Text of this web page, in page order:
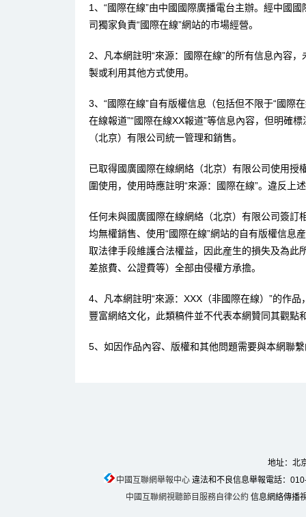
1、“國際在線”由中國國際廣播電台主辦。經中國
司獨家負責“國際在線”網站的市場經營。
2、凡本網註明“來源：國際在線”的所有信息內容
製或利用其他方式使用。
3、“國際在線”自有版權信息（包括但不限于“國際
在線報道”“國際在線XX報道”等信息內容，但明確
（北京）有限公司統一管理和銷售。
已取得國廣國際在線網絡（北京）有限公司使用
圍使用，使用時應註明“來源：國際在線”。違反上
任何未與國廣國際在線網絡（北京）有限公司簽訂
均無權銷售、使用“國際在線”網站的自有版權信息
取法律手段維護合法權益，因此産生的損失及為此
差旅費、公證費等）全部由侵權方承擔。
4、凡本網註明“來源：XXX（非國際在線）”的作
豐富網絡文化，此類稿件並不代表本網贊同其觀點
5、如因作品內容、版權和其他問題需要與本網聯
地址：北
中國互聯網舉報中心違法和不良信息舉報電話：
中國互聯網視聽節目服務自律公約 信息網絡傳播